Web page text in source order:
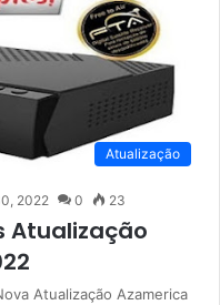
Atualização
2022 0 23
Atualização
Atualização Azamerica